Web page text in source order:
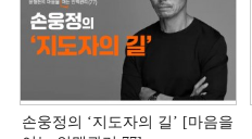
손웅정의 ‘지도자의 길’ [마음을